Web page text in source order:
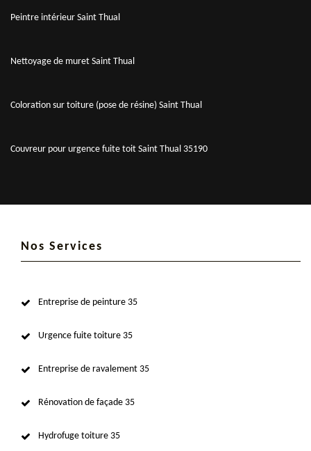
Peintre intérieur Saint Thual
Nettoyage de muret Saint Thual
Coloration sur toiture (pose de résine) Saint Thual
Couvreur pour urgence fuite toit Saint Thual 35190
Nos Services
Entreprise de peinture 35
Urgence fuite toiture 35
Entreprise de ravalement 35
Rénovation de façade 35
Hydrofuge toiture 35